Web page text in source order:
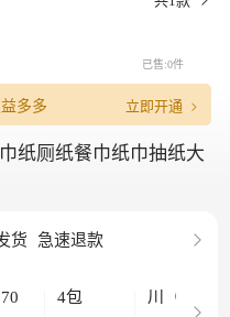
已售:0件
多多 立即开通
纸厕纸餐巾纸巾抽纸大
货 急速退款
4包
川（绵阳